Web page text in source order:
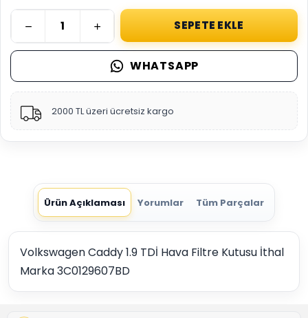
SEPETE EKLE
WHATSAPP
2000 TL üzeri ücretsiz kargo
Ürün Açıklaması Yorumlar Tüm Parçalar
Volkswagen Caddy 1.9 TDİ Hava Filtre Kutusu İthal
Marka 3C0129607BD